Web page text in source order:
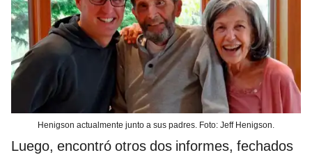
Henigson actualmente junto a sus padres. Foto: Jeff Henigson.
Luego, encontró otros dos informes, fechados